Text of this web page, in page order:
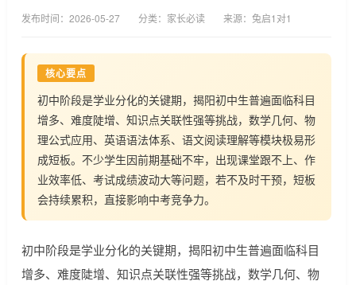
发布时间： 2026-05-27 分类：家长必读 来源：兔启1对1
核心要点
初中阶段是学业分化的关键期，揭阳初中生普遍面临科目
增多、难度陡增、知识点关联性强等挑战，数学几何、物
理公式应用、英语语法体系、语文阅读理解等模块极易形
成短板。不少学生因前期基础不牢，出现课堂跟不上、作
业效率低、考试成绩波动大等问题，若不及时干预，短板
会持续累积，直接影响中考竞争力。
初中阶段是学业分化的关键期，揭阳初中生普遍面临科目
增多、难度陡增、知识点关联性强等挑战，数学几何、物